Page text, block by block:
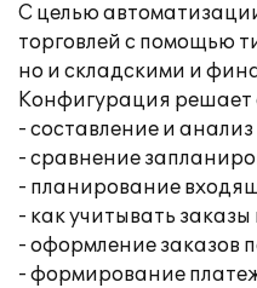
С целью
торговлей с помощью
но и складскими и
Конфигурация
- составление и
- сравнение
- планирование
- как учитывать
- оформление заказов
- формирование